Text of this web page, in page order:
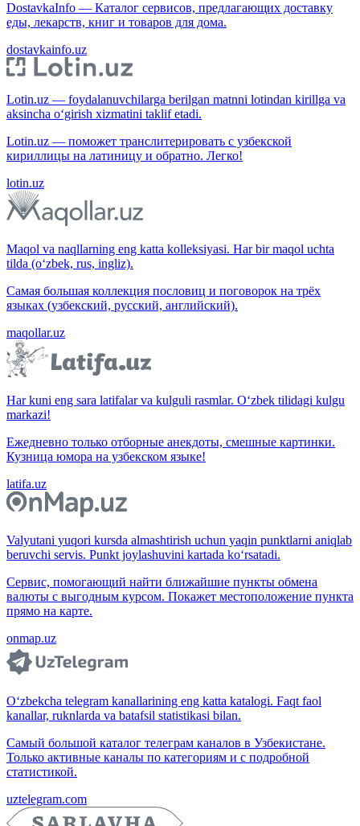
DostavkaInfo — Каталог сервисов, предлагающих доставку
еды, лекарств, книг и товаров для дома.
dostavkainfo.uz
Lotin.uz — foydalanuvchilarga berilgan matnni lotindan kirillga va
aksincha o‘girish xizmatini taklif etadi.
Lotin.uz — поможет транслитерировать с узбекской
кириллицы на латиницу и обратно. Легко!
lotin.uz
Maqol va naqllarning eng katta kolleksiyasi. Har bir maqol uchta
tilda (o‘zbek, rus, ingliz).
Самая большая коллекция пословиц и поговорок на трёх
языках (узбекский, русский, английский).
maqollar.uz
Har kuni eng sara latifalar va kulguli rasmlar. O‘zbek tilidagi kulgu
markazi!
Ежедневно только отборные анекдоты, смешные картинки.
Кузница юмора на узбекском языке!
latifa.uz
Valyutani yuqori kursda almashtirish uchun yaqin punktlarni aniqlab
beruvchi servis. Punkt joylashuvini kartada ko‘rsatadi.
Сервис, помогающий найти ближайшие пункты обмена
валюты с выгодным курсом. Покажет местоположение пункта
прямо на карте.
onmap.uz
O‘zbekcha telegram kanallarining eng katta katalogi. Faqt faol
kanallar, ruknlarda va batafsil statistikasi bilan.
Самый большой каталог телеграм каналов в Узбекистане.
Только активные каналы по категориям и с подробной
статистикой.
uztelegram.com